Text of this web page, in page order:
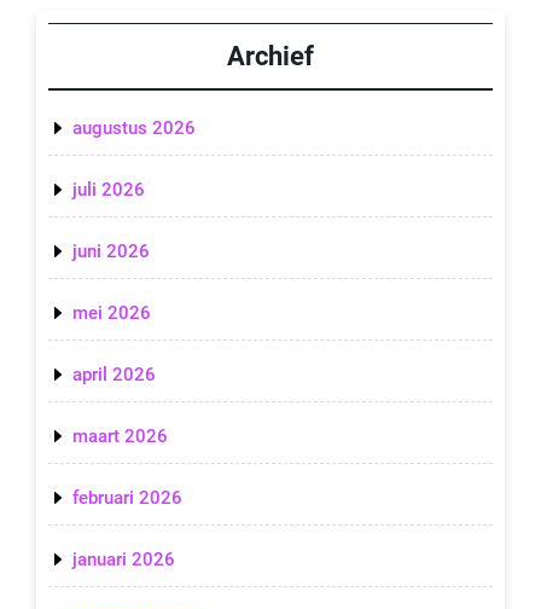
Archief
augustus 2026
juli 2026
juni 2026
mei 2026
april 2026
maart 2026
februari 2026
januari 2026